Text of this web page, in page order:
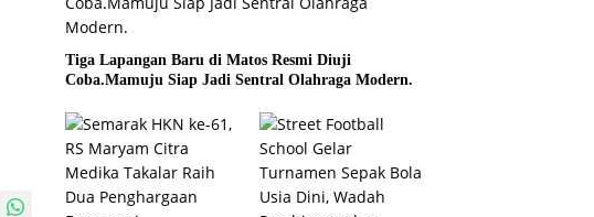
Tiga Lapangan Baru di Matos Resmi Diuji
Coba.Mamuju Siap Jadi Sentral Olahraga Modern.